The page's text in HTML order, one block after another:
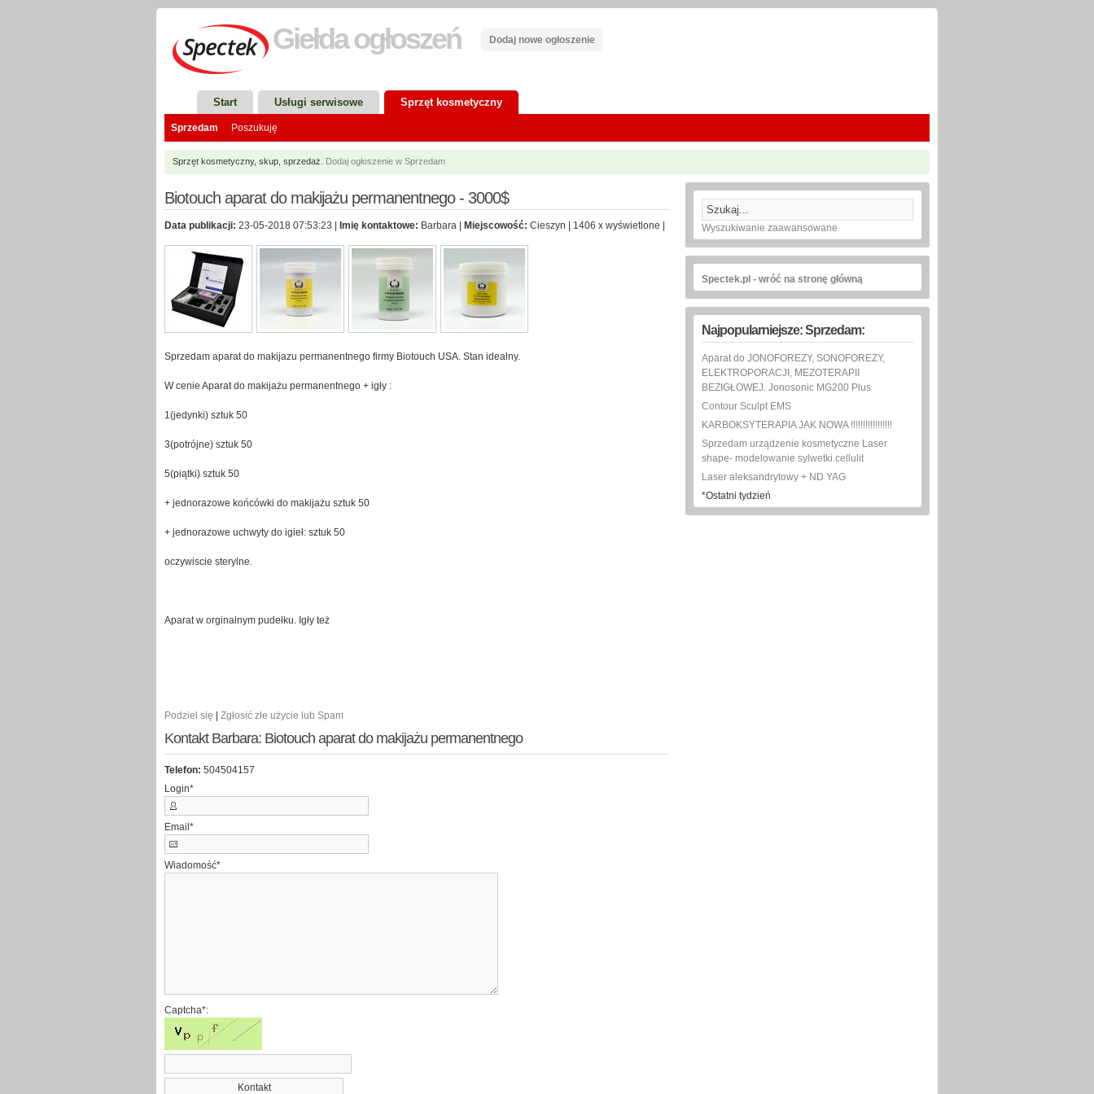
Giełdaogłoszeń Dodaj nowe ogłoszenie
Start Usługi serwisowe Sprzęt kosmetyczny
Sprzedam Poszukuję
Sprzęt kosmetyczny, skup, sprzedaż. Dodaj ogłoszenie w Sprzedam
Biotouch aparat do makijażu permanentnego - 3000$
Data publikacji: 23-05-2018 07:53:23 | Imię kontaktowe: Barbara | Miejscowość: Cieszyn | 1406 x wyświetlone |
Sprzedam aparat do makijazu permanentnego firmy Biotouch USA. Stan idealny.
W cenie Aparat do makijażu permanentnego + igły :
1(jedynki) sztuk 50
3(potrójne) sztuk 50
5(piątki) sztuk 50
+ jednorazowe końcówki do makijażu sztuk 50
+ jednorazowe uchwyty do igieł: sztuk 50
oczywiscie sterylne.
Aparat w orginalnym pudełku. Igły też
Podziel się Zgłosić złe użycie lub Spam
Kontakt Barbara: Biotouch aparat do makijażu permanentnego
Telefon: 504504157
Login*
Email *
Wiadomość*
Captcha*:
Wyszukiwanie zaawansowane
Spectek.pl - wróć na stronę główną
Najpopularniejsze: Sprzedam:
Aparat do JONOFOREZY, SONOFOREZY,
ELEKTROPORACJI, MEZOTERAPII
BEZIGŁOWEJ. Jonosonic MG200 Plus
Contour Sculpt EMS
KARBOKSYTERAPIA JAK NOWA !!!!!!!!!!!!!!!!!
Sprzedam urządzenie kosmetyczne Laser
shape- modelowanie sylwetki.cellulit
Laser aleksandrytowy + ND YAG
*Ostatni tydzień